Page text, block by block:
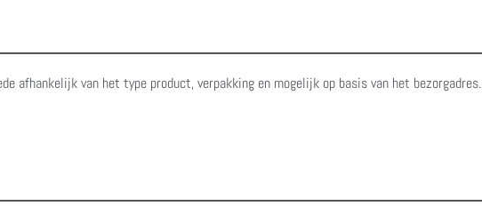
afhankelijk van het type product, verpakking en mogelijk op basis van het bezorgadres.